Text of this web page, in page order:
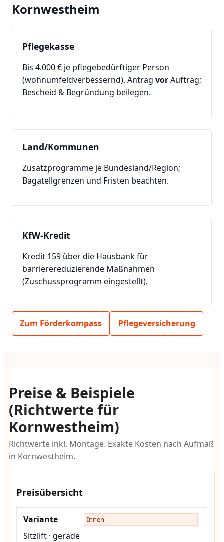
Kornwestheim
Pflegekasse
Bis 4.000 € je pflegebedürftiger Person
(wohnumfeldverbessernd). Antrag vorAuftrag;
Bescheid & Begründung beilegen.
Land/Kommunen
Zusatzprogramme je Bundesland/Region;
Bagatellgrenzen und Fristen beachten.
KfW-Kredit
Kredit 159 über die Hausbank für
barrierereduzierende Maßnahmen
(Zuschussprogramm eingestellt).
Zum Förderkompass Pflegeversicherung
Preise & Beispiele
(Richtwerte für
Kornwestheim)
Richtwerte inkl. Montage. Exakte Kosten nach Aufmaß
in Kornwestheim.
Preisübersicht
Innen
Sitzlift · gerade